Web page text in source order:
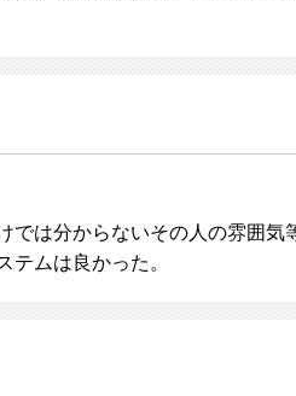
では分からないその人の雰囲気
テムは良かった。